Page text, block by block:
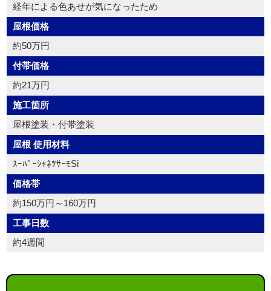
経年による色あせが気になったため
屋根価格
約50万円
付帯価格
約21万円
施工箇所
屋根塗装・付帯塗装
屋根 使用材料
ｽｰﾊﾟｰｼｬﾈﾂｻｰﾓSi
価格帯
約150万円～160万円
工事日数
約4週間